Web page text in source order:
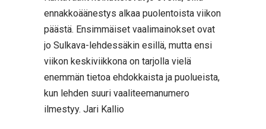
ennakkoäänestys alkaa puolentoista viikon
päästä. Ensimmäiset vaalimainokset ovat
jo Sulkava-lehdessäkin esillä, mutta ensi
viikon keskiviikkona on tarjolla vielä
enemmän tietoa ehdokkaista ja puolueista,
kun lehden suuri vaaliteemanumero
ilmestyy. Jari Kallio